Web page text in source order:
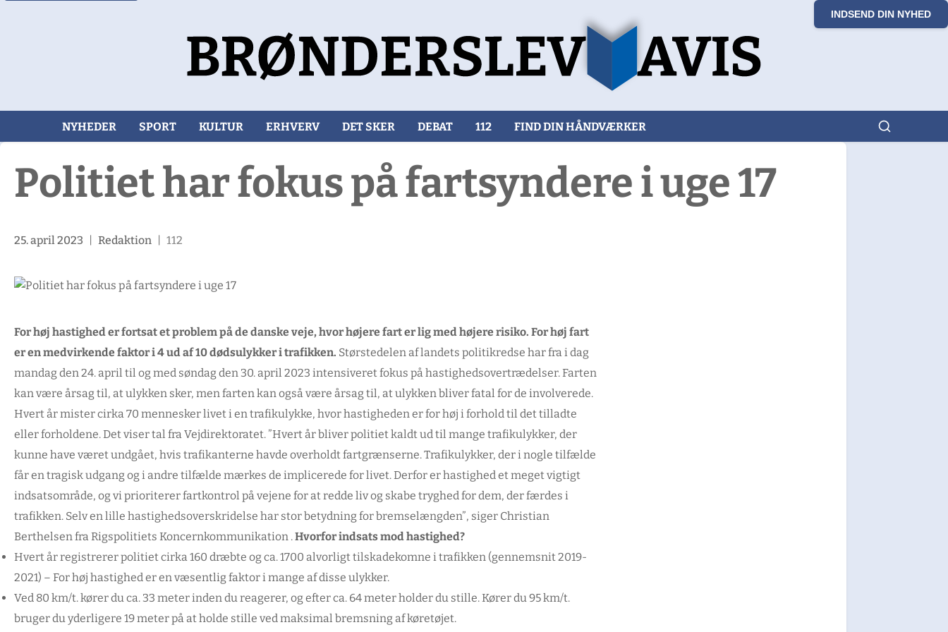
INDSEND DIN NYHED
NYHEDER SPORT KULTUR ERHVERV DET SKER DEBAT 112 FIND DIN HÅNDVÆRKER
Politiet har fokus på fartsyndere i uge 17
25. april 2023 | Redaktion| 112
For høj hastighed er fortsat et problem på de danske veje, hvor højere fart er lig med højere risiko. For høj fart
er en medvirkende faktor i 4 ud af 10 dødsulykker i trafikken. Størstedelen af landets politikredse har fra i dag
mandag den 24. april til og med søndag den 30. april 2023 intensiveret fokus på hastighedsovertrædelser. Farten
kan være årsag til, at ulykken sker, men farten kan også være årsag til, at ulykken bliver fatal for de involverede.
Hvert år mister cirka 70 mennesker livet i en trafikulykke, hvor hastigheden er for høj i forhold til det tilladte
eller forholdene. Det viser tal fra Vejdirektoratet. ”Hvert år bliver politiet kaldt ud til mange trafikulykker, der
kunne have været undgået, hvis trafikanterne havde overholdt fartgrænserne. Trafikulykker, der i nogle tilfælde
får en tragisk udgang og i andre tilfælde mærkes de implicerede for livet. Derfor er hastighed et meget vigtigt
indsatsområde, og vi prioriterer fartkontrol på vejene for at redde liv og skabe tryghed for dem, der færdes i
trafikken. Selv en lille hastighedsoverskridelse har stor betydning for bremselængden”, siger Christian
Berthelsen fra Rigspolitiets Koncernkommunikation .Hvorfor indsats mod hastighed?
Hvert år registrerer politiet cirka 160 dræbte og ca. 1700 alvorligt tilskadekomne i trafikken (gennemsnit 2019-
2021) – For høj hastighed er en væsentlig faktor i mange af disse ulykker.
Ved 80 km/t. kører du ca. 33 meter inden du reagerer, og efter ca. 64 meter holder du stille. Kører du 95 km/t.
bruger du yderligere 19 meter på at holde stille ved maksimal bremsning af køretøjet.